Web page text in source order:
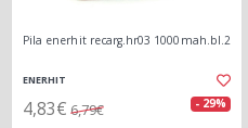
Pila enerhit recarg.hr03 1000mah.bl.2
ENERHIT
4,83€ 6,79€ - 29%